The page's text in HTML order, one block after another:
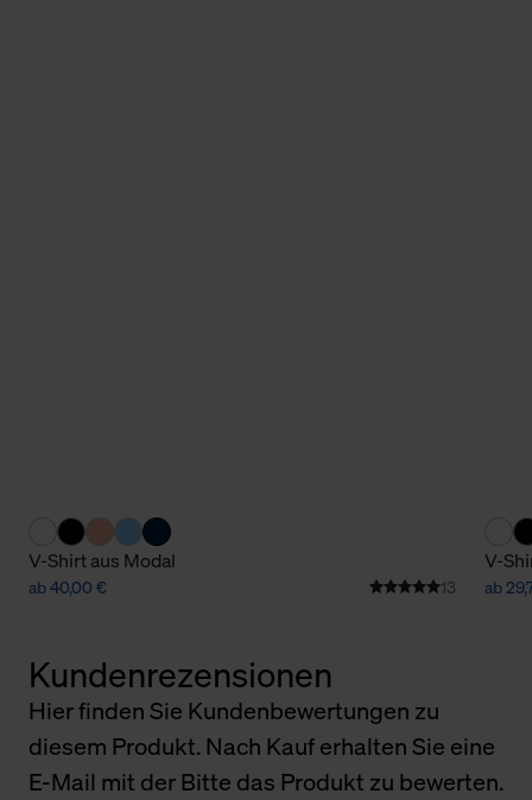
V-Shirt aus Modal
ab 40,00 € 13
V-
ab
Kundenrezensionen
Hier finden Sie Kundenbewertungen zu
diesem Produkt. Nach Kauf erhalten Sie eine
E-Mail mit der Bitte das Produkt zu bewerten.